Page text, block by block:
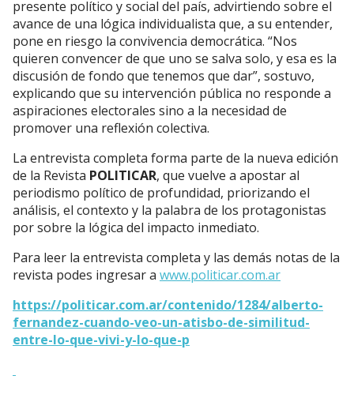
presente político y social del país, advirtiendo sobre el
avance de una lógica individualista que, a su entender,
pone en riesgo la convivencia democrática. “Nos
quieren convencer de que uno se salva solo, y esa es la
discusión de fondo que tenemos que dar”, sostuvo,
explicando que su intervención pública no responde a
aspiraciones electorales sino a la necesidad de
promover una reflexión colectiva.
La entrevista completa forma parte de la nueva edición
de la Revista POLITICAR, que vuelve a apostar al
periodismo político de profundidad, priorizando el
análisis, el contexto y la palabra de los protagonistas
por sobre la lógica del impacto inmediato.
Para leer la entrevista completa y las demás notas de la
revista podes ingresar a www.politicar.com.ar
https://politicar.com.ar/contenido/1284/alberto-
fernandez-cuando-veo-un-atisbo-de-similitud-
entre-lo-que-vivi-y-lo-que-p